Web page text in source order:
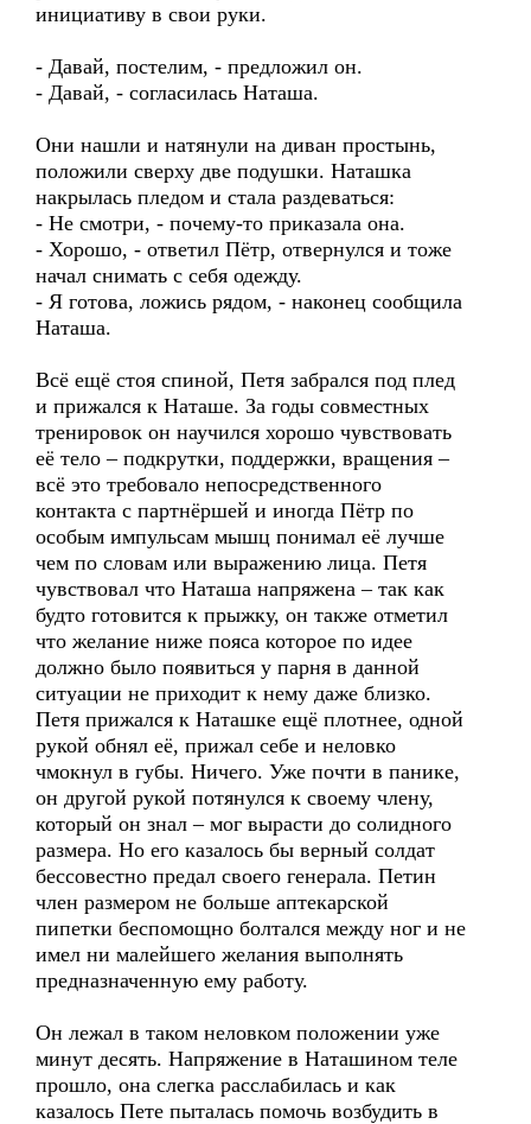
инициативу в свои руки.
- Давай, постелим, - предложил он.
- Давай, - согласилась Наташа.
Они нашли и натянули на диван простынь,
положили сверху две подушки. Наташка
накрылась пледом и стала раздеваться:
- Не смотри, - почему-то приказала она.
- Хорошо, - ответил Пётр, отвернулся и тоже
начал снимать с себя одежду.
- Я готова, ложись рядом, - наконец сообщила
Наташа.
Всё ещё стоя спиной, Петя забрался под плед
и прижался к Наташе. За годы совместных
тренировок он научился хорошо чувствовать
её тело – подкрутки, поддержки, вращения –
всё это требовало непосредственного
контакта с партнёршей и иногда Пётр по
особым импульсам мышц понимал её лучше
чем по словам или выражению лица. Петя
чувствовал что Наташа напряжена – так как
будто готовится к прыжку, он также отметил
что желание ниже пояса которое по идее
должно было появиться у парня в данной
ситуации не приходит к нему даже близко.
Петя прижался к Наташке ещё плотнее, одной
рукой обнял её, прижал себе и неловко
чмокнул в губы. Ничего. Уже почти в панике,
он другой рукой потянулся к своему члену,
который он знал – мог вырасти до солидного
размера. Но его казалось бы верный солдат
бессовестно предал своего генерала. Петин
член размером не больше аптекарской
пипетки беспомощно болтался между ног и не
имел ни малейшего желания выполнять
предназначенную ему работу.
Он лежал в таком неловком положении уже
минут десять. Напряжение в Наташином теле
прошло, она слегка расслабилась и как
казалось Пете пыталась помочь возбудить в